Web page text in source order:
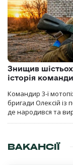
Знищив шістьох
історія
Командир 3-ї
бригади Олексій
де народився та
ВАКАНСІЇ